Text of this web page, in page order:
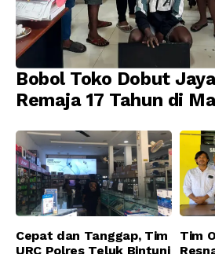
Bobol Toko Dobut
Remaja 17 Tahun di
Jatanras Polda Papua
Cepat dan Tanggap, Tim
URC Polres Teluk Bintuni
Tim